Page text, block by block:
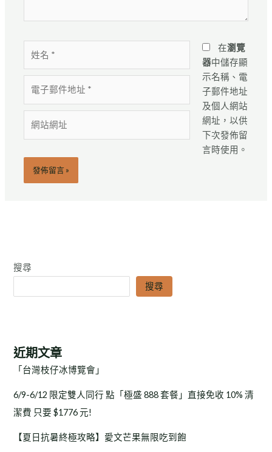
名
*
子
郵
件
地
址
站
址
在瀏覽
器中儲存顯
示名稱、電
子郵件地址
及個人網站
網址，以供
下次發佈留
言時使用。
搜尋
搜尋
近期文章
「台灣枝仔冰博覽會」
6/9-6/12 限定雙人同行 點「極盛 888 套餐」直接免收 10% 清
潔費 只要 $1776 元!
【夏日抗暑終極攻略】愛文芒果無限吃到飽